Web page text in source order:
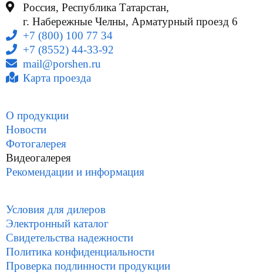
Россия, Республика Татарстан,
г. Набережные Челны, Арматурный проезд 6
+7 (800) 100 77 34
+7 (8552) 44-33-92
mail@porshen.ru
Карта проезда
О продукции
Новости
Фотогалерея
Видеогалерея
Рекомендации и информация
Условия для дилеров
Электронный каталог
Свидетельства надежности
Политика конфиденциальности
Проверка подлинности продукции